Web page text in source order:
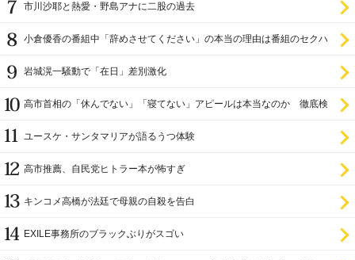
市川沙耶と熱愛・野島アナに二股の過去
小倉優香の番組中「辞めさせてください」の本当の理由は番組のセクハ
岩城滉一騒動で「在日」差別激化
高市首相の「休んでない」「寝てない」アピールは本当なのか 徹底検
ユースケ・サンタマリアが語るうつ体験
高市推薦、自民党ヒトラー本が怖すぎ
キンコメ高橋が法廷で母親の自殺を告白
EXILE事務所のブラックぶりがスゴい